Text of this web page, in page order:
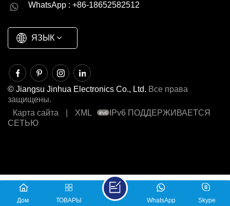
WhatsApp : +86-18652582512
ЯЗЫК
العربية
© Jiangsu Jinhua Electronics Co., Ltd. Все права
защищены.
Карта сайта
XML
IPv6 ПОДДЕРЖИВАЕТСЯ
СЕТЬЮ
Дом ТОВАРЫ Skype
WhatsApp